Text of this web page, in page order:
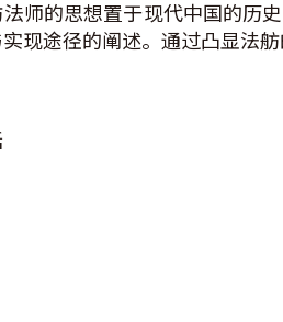
师的思想置于现代中国的历
现途径的阐述。通过凸显法